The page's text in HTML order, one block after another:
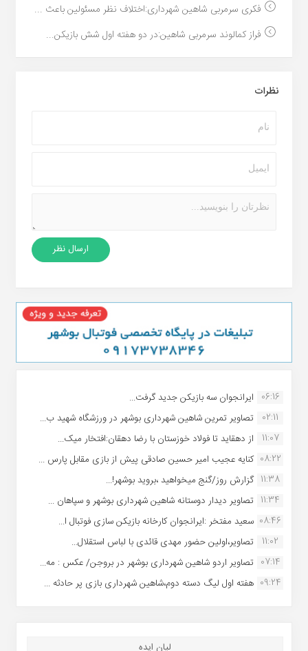
فکری سرمربی شاهین شهرداری:اختلاف نظر مسئولین باعث ...
فراز کمالوند سرمربی شاهین:در دو هفته اول شش بازیکن...
نظرات
06:16 ایرانجوان سه بازیکن جدید گرفت...
02:11
تصاویر تمرین شاهین شهردارى بوشهر در ورزشگاه شهید ب...
11:07
از دهقاید تا فولاد خوزستان با رضا دهقان:افتخار میک...
08:22 کنایه عجیب امیر حسین صادقی پیش از بازی مقابل پارس ...
11:38 گزارش روز/گنج میخواهید ،بروید بوشهر!...
11:34 تصاویر دیدار دوستانه شاهین شهردارى بوشهر و سپاهان ...
08:46 سعید مفتخر :ایرانجوان کارخانه بازیکن سازی فوتبال ا...
11:02
تصاویر،اولین حضور مهدی قائدی با لباس استقلال...
07:14 تصاویر اردو شاهین شهرداری بوشهر در بروجن/ عکس : مه...
09:24 هفته اول لیگ دسته دوم،شاهین شهرداری بازی پر حادثه ...
لیان ایده